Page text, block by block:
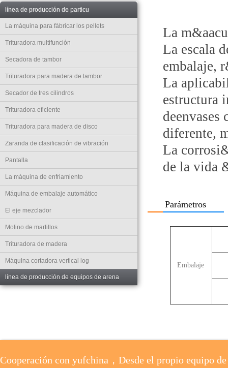
línea de producción de particu
La máquina para fábricar los pellets
Trituradora multifunción
Secadora de tambor
Trituradora para madera de tambor
Secador de tres cilindros
Trituradora eficiente
Trituradora para madera de disco
Zaranda de clasificación de vibración
Pantalla
La máquina de enfriamiento
Máquina de embalaje automático
El eje mezclador
Molino de martillos
Trituradora de madera
Máquina cortadora vertical log
línea de producción de equipos de arena
La
La escala
embalaje,
La
estructura
deenvases
diferente,
La
de la vida
Parámetros
Embalaje
Cooperación con yufchina，Desde el propio equipo